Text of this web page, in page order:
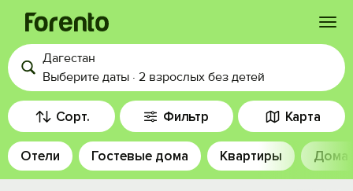
Войти
Избранное
История просмотра
Дагестан
Выберите даты · 2 взрослых без детей
Сорт. Фильтр Карта
Отели Гостевые дома Квартиры Дома